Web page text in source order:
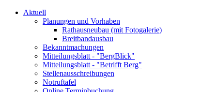
Aktuell
Planungen und Vorhaben
Rathausneubau (mit Fotogalerie)
Breitbandausbau
Bekanntmachungen
Mitteilungsblatt - "BergBlick"
Mitteilungsblatt - "Betrifft Berg"
Stellenausschreibungen
Notruftafel